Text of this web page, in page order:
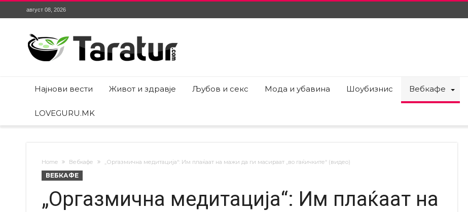
август 08, 2026
Најнови вести Живот и здравје Љубов и секс Мода и убавина Шоубизнис Вебкафе
LOVEGURU.MK
Home Вебкафе „Оргазмична медитација“: Им плаќаат на мажи да ги масираат „во гаќичките“ (видео)
ВЕБКАФЕ
„Оргазмична медитација“: Им плаќаат на